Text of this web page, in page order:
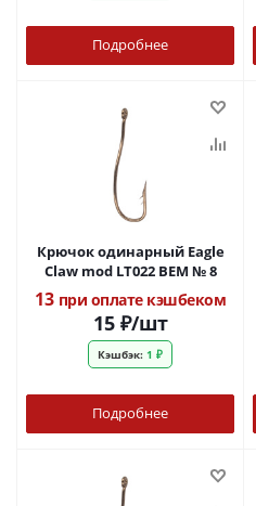
Подробнее
Крючок одинарный Eagle
Claw mod LT022 BEM № 8
13 при оплате кэшбеком
15₽/шт
Кэшбэк: 1 ₽
Подробнее